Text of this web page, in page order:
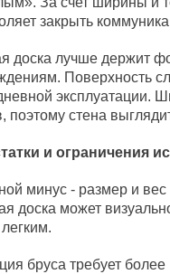
закрыть
доска лучше держит
Поверхность
эксплуатации.
поэтому стена
и ограничения
минус - размер и
доска может
бруса требует